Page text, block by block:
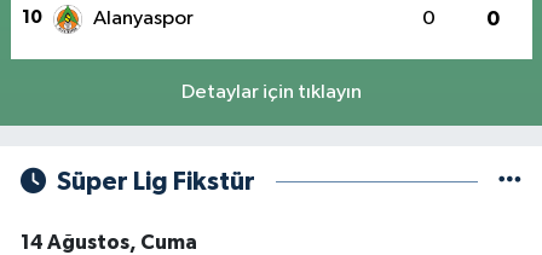
10 Alanyaspor 0 0
Detaylar için tıklayın
Süper Lig Fikstür
14 Ağustos, Cuma